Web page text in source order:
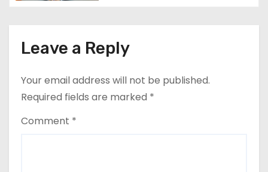
n
Leave a Reply
Your email address will not be published.
Required fields are marked *
Comment *